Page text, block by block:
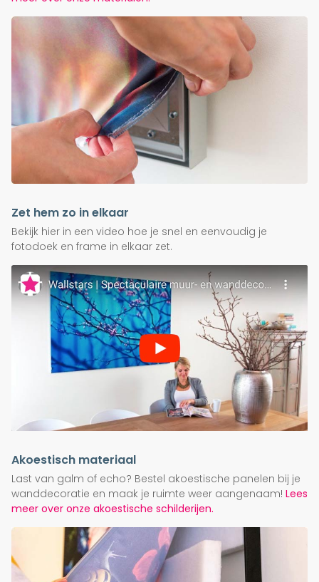
Zet hem zo in elkaar
Bekijk hier in een video hoe je snel en eenvoudig je
fotodoek en frame in elkaar zet.
Akoestisch materiaal
Last van galm of echo? Bestel akoestische panelen bij je
wanddecoratie en maak je ruimte weer aangenaam! Lees
meer over onze akoestische schilderijen.